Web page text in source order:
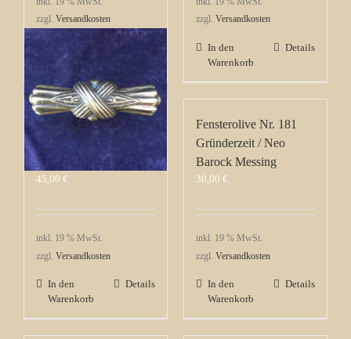
zzgl. Versandkosten
In den
Warenkorb
zzgl. Versandkosten
In den
Warenkorb
Details
Fensterolive Nr. 164
Original Spät
Biedermeier Messing
45,00 €
inkl. 19 % MwSt.
zzgl. Versandkosten
In den
Warenkorb
Details
Fensterolive Nr. 181
Gründerzeit / Neo
Barock Messing
30,00 €
inkl. 19 % MwSt.
zzgl. Versandkosten
In den
Warenkorb
Details